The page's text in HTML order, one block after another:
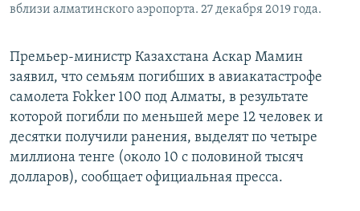
вблизи алматинского аэропорта. 27 декабря 2019 года.
Премьер-министр Казахстана Аскар Мамин
заявил, что семьям погибших в авиакатастрофе
самолета Fokker 100 под Алматы, в результате
которой погибли по меньшей мере 12 человек и
десятки получили ранения, выделят по четыре
миллиона тенге (около 10 с половиной тысяч
долларов), сообщает официальная пресса.